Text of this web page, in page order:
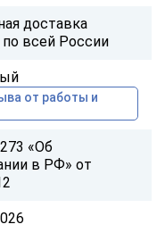
доставка
всей России
от работы и
«Об
в РФ» от